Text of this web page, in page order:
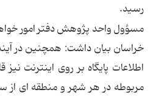
رسید.
مسؤول واحد پژوهش دفتر امور
خراسان بیان داشت: همچنین در
اطلاعات پایگاه بر روی اینترنت
مربوطه در هر شهر و منطقه ای از